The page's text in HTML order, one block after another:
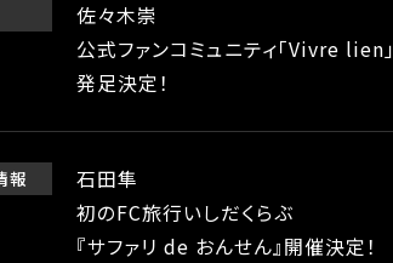
佐々木崇
公式ファンコミュニティ「Vivre lien」
発足決定！
報
石田隼
初のFC旅行いしだくらぶ
『サファリ de おんせん』開催決定！